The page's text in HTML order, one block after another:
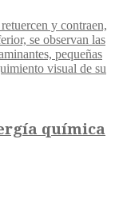
química